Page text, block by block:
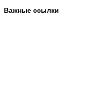
Важные ссылки